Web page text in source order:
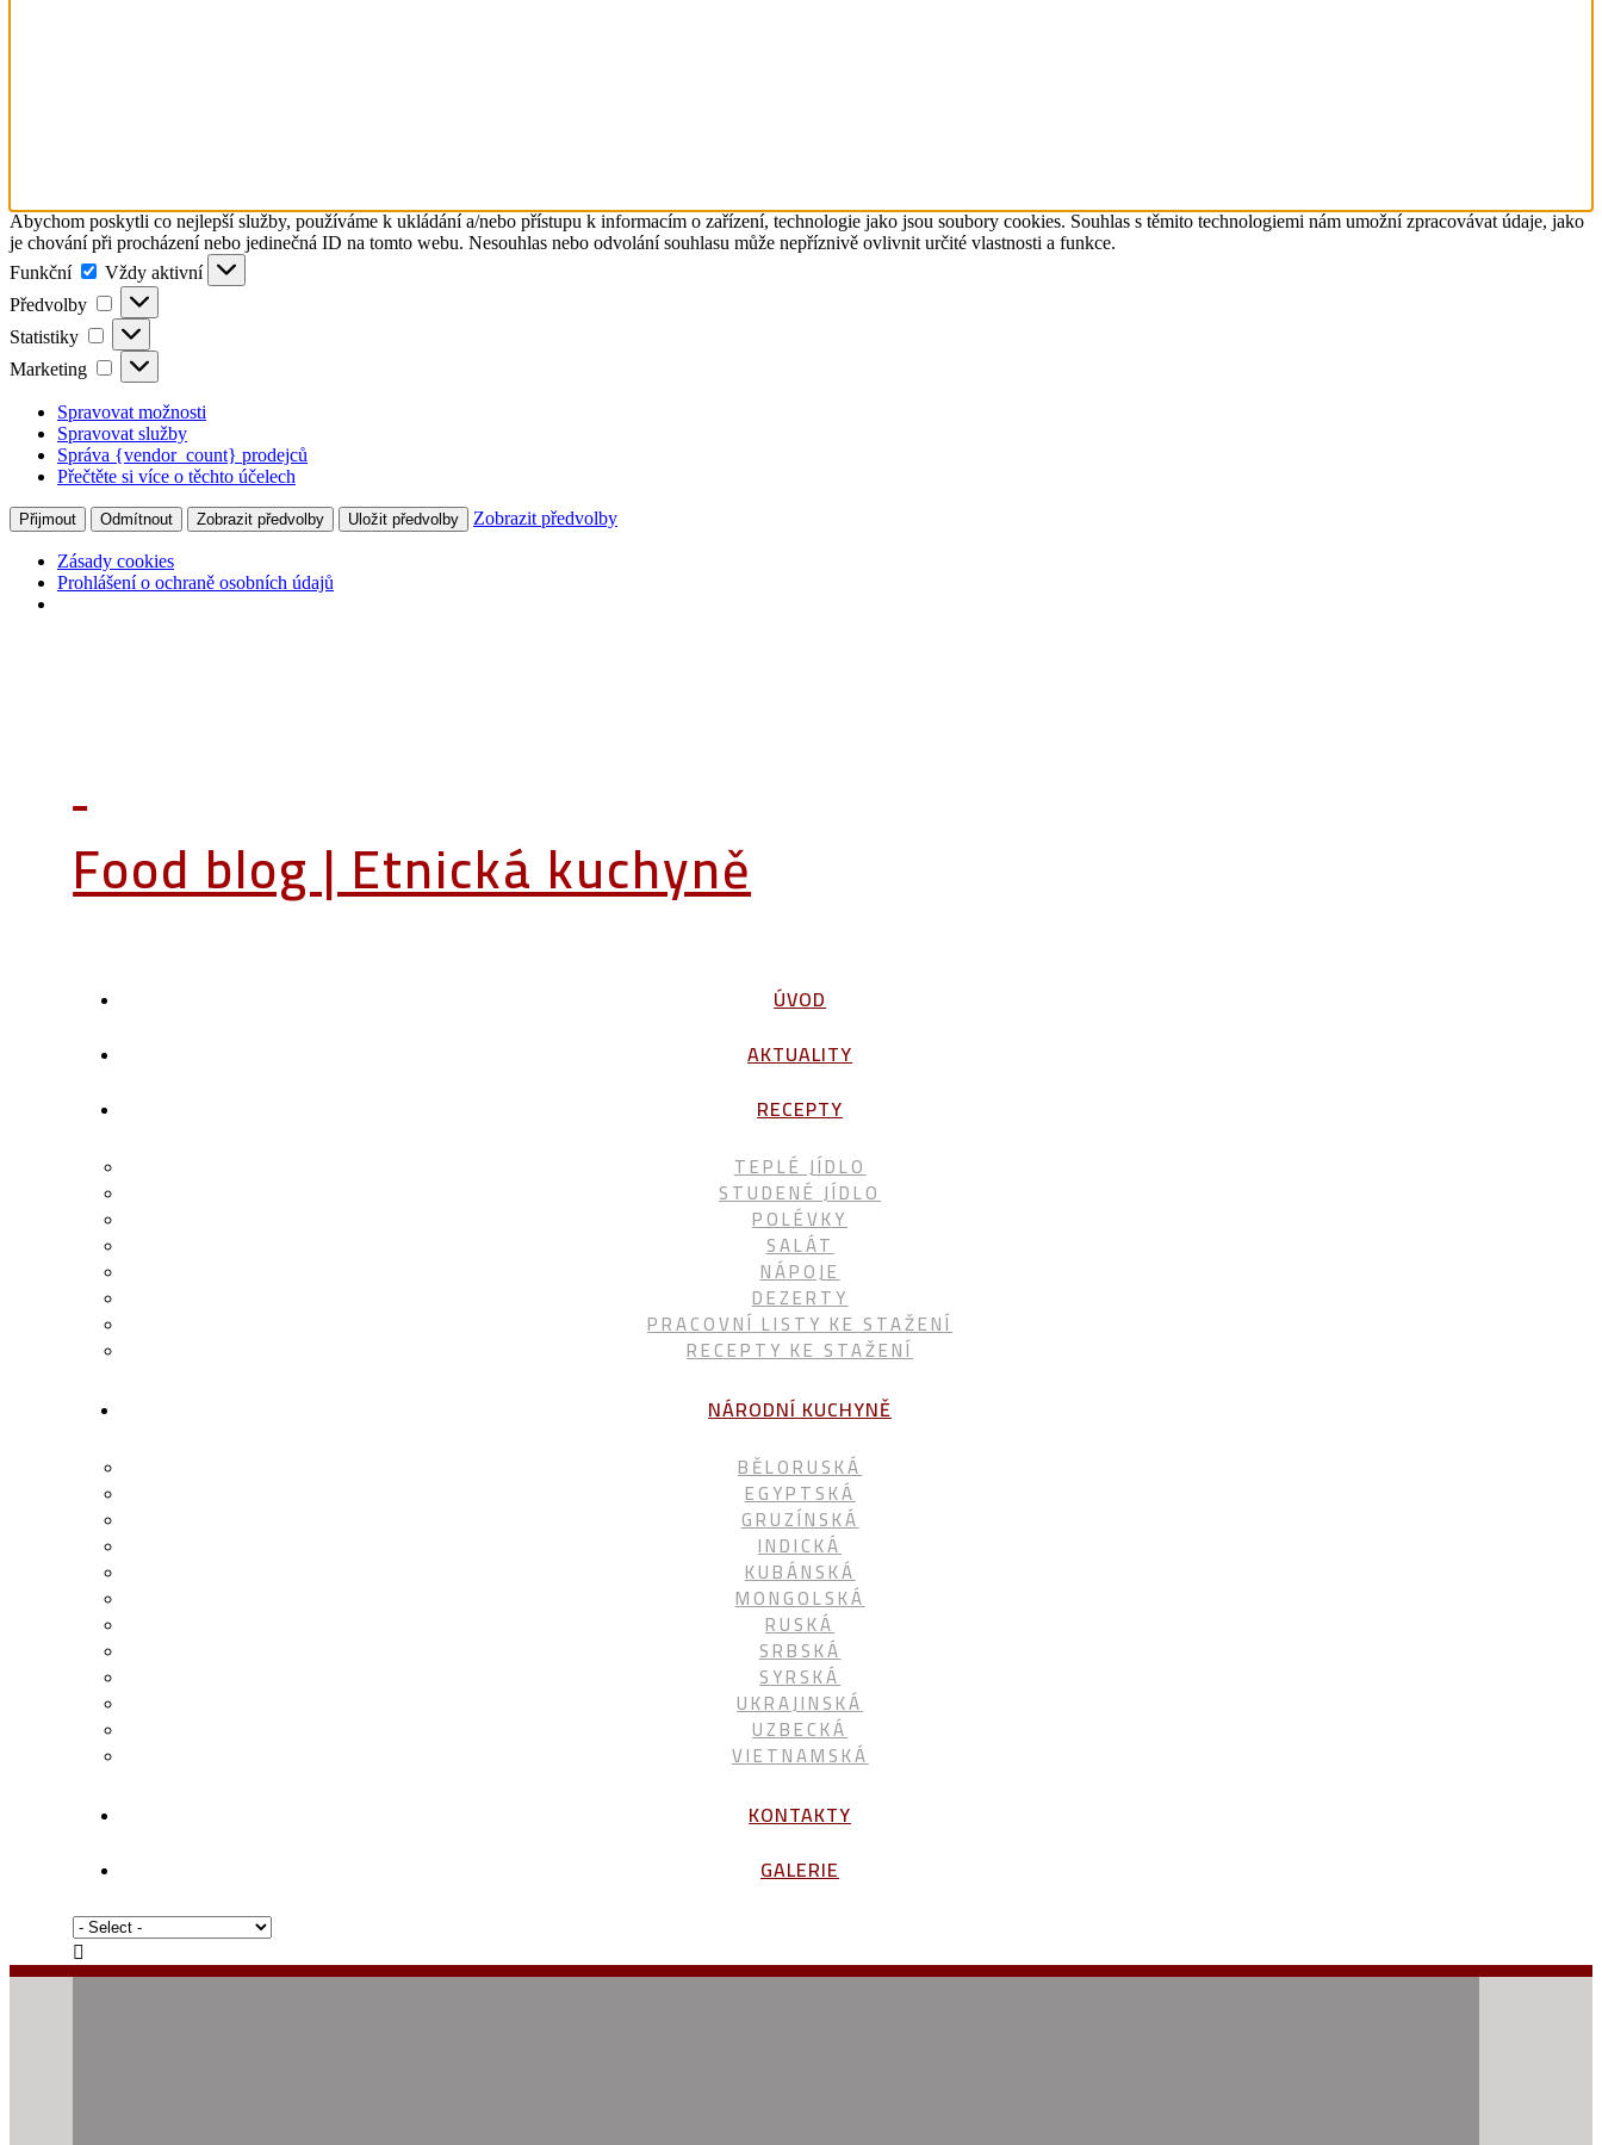
Abychom poskytli co nejlepší služby, používáme k ukládání a/nebo přístupu k informacím o zařízení, technologie jako jsou soubory cookies. Souhlas s těmito technologiemi nám umožní zpracovávat údaje, jako
je chování při procházení nebo jedinečná ID na tomto webu. Nesouhlas nebo odvolání souhlasu může nepříznivě ovlivnit určité vlastnosti a funkce.
Funkční
Funkční
Vždy aktivní
Předvolby
Předvolby
Statistiky Statistiky
Marketing Marketing
Spravovat možnosti
Spravovat služby
Správa {vendor_count} prodejců
Přečtěte si více o těchto účelech
Přijmout Odmítnout Zobrazit předvolby Uložit předvolby Zobrazit předvolby
Zásady cookies
Prohlášení o ochraně osobních údajů
Food blog | Etnická kuchyně
ÚVOD
AKTUALITY
RECEPTY
TEPLÉ JÍDLO
STUDENÉ JÍDLO
POLÉVKY
SALÁT
NÁPOJE
DEZERTY
PRACOVNÍ LISTY KE STAŽENÍ
RECEPTY KE STAŽENÍ
NÁRODNÍ KUCHYNĚ
BĚLORUSKÁ
EGYPTSKÁ
GRUZÍNSKÁ
INDICKÁ
KUBÁNSKÁ
MONGOLSKÁ
RUSKÁ
SRBSKÁ
SYRSKÁ
UKRAJINSKÁ
UZBECKÁ
VIETNAMSKÁ
KONTAKTY
GALERIE